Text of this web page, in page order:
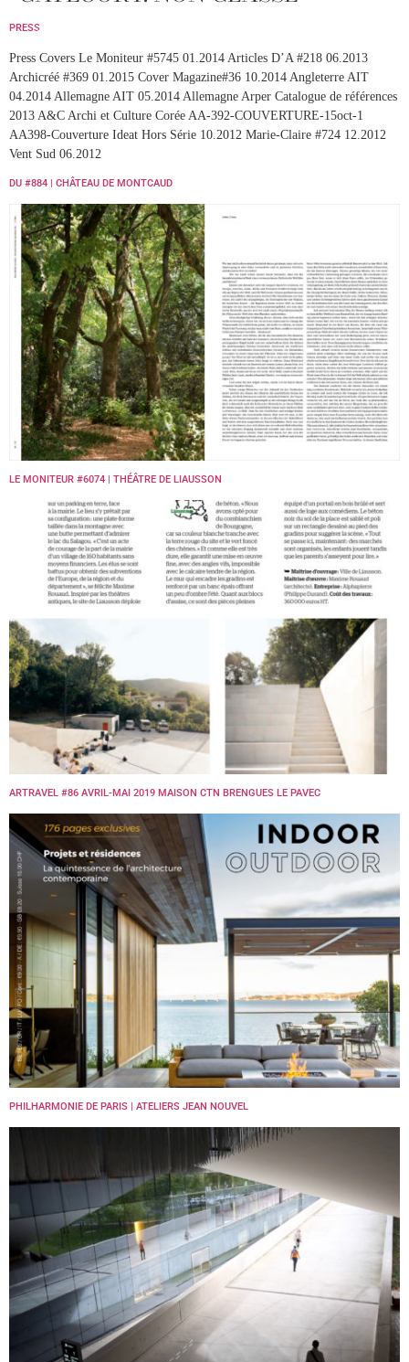
PRESS
Press Covers Le Moniteur #5745 01.2014 Articles D’A #218 06.2013
Archicréé #369 01.2015 Cover Magazine#36 10.2014 Angleterre AIT
04.2014 Allemagne AIT 05.2014 Allemagne Arper Catalogue de références
2013 A&C Archi et Culture Corée AA-392-COUVERTURE-15oct-1
AA398-Couverture Ideat Hors Série 10.2012 Marie-Claire #724 12.2012
Vent Sud 06.2012
DU #884 | CHÂTEAU DE MONTCAUD
LE MONITEUR #6074 | THÉÂTRE DE LIAUSSON
ARTRAVEL #86 AVRIL-MAI 2019 MAISON CTN BRENGUES LE PAVEC
PHILHARMONIE DE PARIS | ATELIERS JEAN NOUVEL